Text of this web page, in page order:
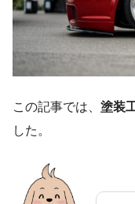
この記事では、 塗装
した。